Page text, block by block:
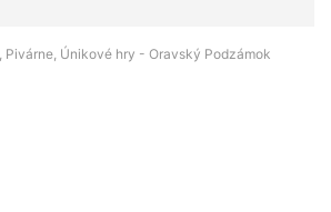
Pivárne, Únikové hry - Oravský Podzámok